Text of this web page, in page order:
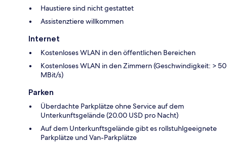
Haustiere sind nicht gestattet
Assistenztiere willkommen
Internet
Kostenloses WLAN in den öffentlichen Bereichen
Kostenloses WLAN in den Zimmern (Geschwindigkeit: > 50
MBit/s)
Parken
Überdachte Parkplätze ohne Service auf dem
Unterkunftsgelände (20.00 USD pro Nacht)
Auf dem Unterkunftsgelände gibt es rollstuhlgeeignete
Parkplätze und Van-Parkplätze